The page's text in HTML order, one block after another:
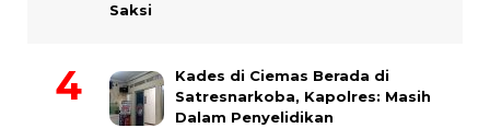
Saksi
Kades di Ciemas Berada di
Satresnarkoba, Kapolres: Masih
Dalam Penyelidikan